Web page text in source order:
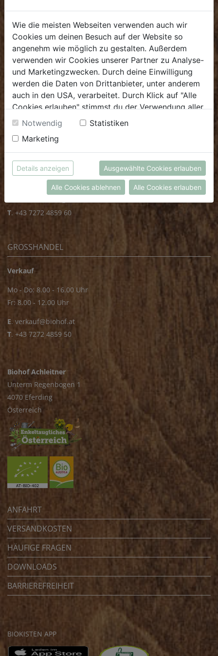
Bürozeiten
Mo - Fr: 8.00 - 16.00 Uhr
E.biofrischmarkt@biohof.at
.+43 7272 4859 70
KULINARIUM
Mo - Fr: 8.00 - 14.30 Uhr
Sa: 8.00 - 13.30 Uhr
T. +43 7272 4859 60
GROSSHANDEL
Verkauf
Mo - Do: 8.00 - 16.00 Uhr
Fr: 8.00 - 12.00 Uhr
E. verkauf@biohof.at
T. +43 7272 4859 50
Biohof Achleitner
Unterm Regenbogen 1
4070 Eferding
Österreich
ANFAHRT
VERSANDKOSTEN
HÄUFIGE FRAGEN
DOWNLOADS
BARRIEREFREIHEIT
BIOKISTEN APP
Wie die meisten Webseiten verwenden auch wir
Cookies um deinen Besuch auf der Website so
angenehm wie möglich zu gestalten. Außerdem
verwenden wir Cookies unserer Partner zu Analyse-
und Marketingzwecken. Durch deine Einwilligung
werden die Daten von Drittanbieter, unter anderem
auch in den USA, verarbeitet. Durch Klick auf "Alle
Cookies erlauben" stimmst du der Verwendung aller
Cookies zu. Unter "Details anzeigen" findest du alle
Infos zu den unterschiedlichen Cookies, du kannst
auch entscheiden, welche Cookies du erlauben
möchtest.
Weitere Informationen findest du in unserer
Datenschutzerklärungbzw. imImpressum
Notwendig
Statistiken
Marketing
Details anzeigen Ausgewählte Cookies erlauben
Alle Cookies ablehnen Alle Cookies erlauben